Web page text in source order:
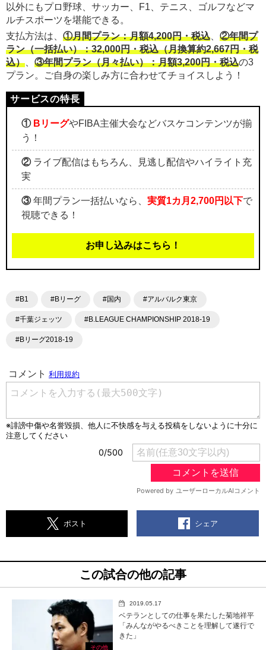
以外にもプロ野球、サッカー、F1、テニス、ゴルフなどマ
ルチスポーツを堪能できる。
支払方法は、 ①月間プラン：月額4,200円・税込
②年間プ
ラン（一括払い）：32,000円・税込（月換算約2,667円・税
込）
③年間プラン（月々払い）：月額3,200円・税込の3
プラン。ご自身の楽しみ方に合わせてチョイスしよう！
① BリーグやFIBA主催大会などバスケコンテンツが揃
う！
②ライブ配信はもちろん、見逃し配信やハイライト充
実
③年間プラン一括払いなら、 実質1カ月2,700円以下で
視聴できる！
お申し込みはこちら！
#B1 #Bリーグ #国内 #アルバルク東京
#千葉ジェッツ #B.LEAGUE CHAMPIONSHIP 2018-19
#Bリーグ2018-19
ポスト シェア
この試合の他の記事
その他
2019.05.17
ベテランとしての仕事を果たした菊地祥平
「みんながやるべきことを理解して遂行で
きた」